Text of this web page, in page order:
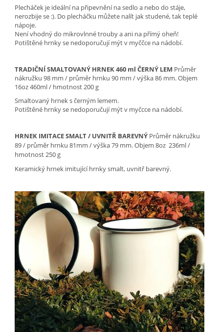
Plecháček je ideální na připevnění na sedlo a nebo do stáje,
nerozbije se :). Do plecháčku můžete nalít jak studené, tak teplé
nápoje.
Není vhodný do mikrovlnné troubya ani na přímý oheň!
Potištěné hrnky se nedoporučují mýt v myččce na nádobí.
TRADIČNÍ SMALTOVANÝ HRNEK 460 ml ČERNÝ LEM Průměr
nákružku 98 mm / průměr hrnku 90 mm / výška 86 mm. Objem
16oz 460ml / hmotnost 200 g
Smaltovaný hrnek s černým lemem.
Potištěné hrnky se nedoporučují mýt v myčcce na nádobí.
HRNEK IMITACE SMALT / UVNITŘ BAREVNÝ Průměr nákružku
89 / průměr hrnku 81mm / výška 79 mm.Objem 8oz 236ml /
hmotnost 250 g
Keramický hrnek imitující hrnky smalt, uvnitř barevný.